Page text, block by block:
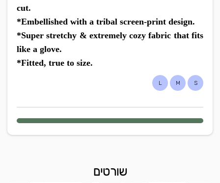
cut.
*Embellished with a tribal screen-print design.
*Super stretchy & extremely cozy fabric that fits
like a glove.
*Fitted, true to size.
S
M
L
שורטים